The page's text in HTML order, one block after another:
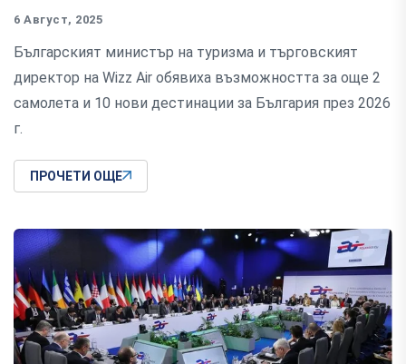
6 Август, 2025
Българският министър на туризма и търговският
директор на Wizz Air обявиха възможността за още 2
самолета и 10 нови дестинации за България през 2026
г.
ПРОЧЕТИ ОЩЕ